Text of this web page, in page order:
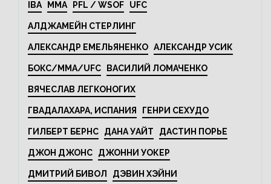
IBA MMA PFL / WSOF UFC
АЛДЖАМЕЙН СТЕРЛИНГ
АЛЕКСАНДР ЕМЕЛЬЯНЕНКО АЛЕКСАНДР УСИК
БОКС/MMA/UFC ВАСИЛИЙ ЛОМАЧЕНКО
ВЯЧЕСЛАВ ЛЕГКОНОГИХ
ГВАДАЛАХАРА, ИСПАНИЯ ГЕНРИ СЕХУДО
ГИЛБЕРТ БЕРНС ДАНА УАЙТ ДАСТИН ПОРЬЕ
ДЖОН ДЖОНС ДЖОННИ УОКЕР
ДМИТРИЙ БИВОЛ ДЭВИН ХЭЙНИ